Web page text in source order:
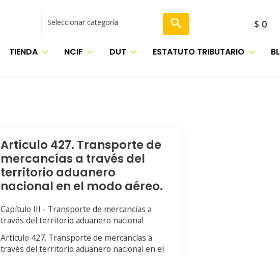
Seleccionar categoría $ 0
TIENDA NCIF DUT ESTATUTO TRIBUTARIO
Artículo 427. Transporte de
mercancías a través del
territorio aduanero
nacional en el modo aéreo.
Capítulo III - Transporte de mercancías a
través del territorio aduanero nacional
Artículo 427. Transporte de mercancías a
través del territorio aduanero nacional en el